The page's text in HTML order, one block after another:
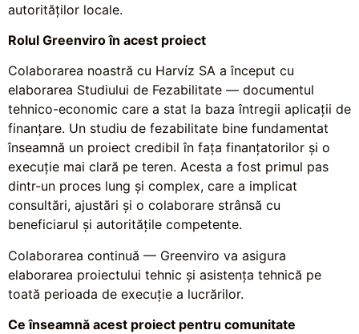
autorităților locale.
Rolul Greenviro în acest proiect
Colaborarea noastră cu Harvíz SA a început cu
elaborarea Studiului de Fezabilitate — documentul
tehnico-economic care a stat la baza întregii aplicații de
finanțare. Un studiu de fezabilitate bine fundamentat
înseamnă un proiect credibil în fața finanțatorilor și o
execuție mai clară pe teren. Acesta a fost primul pas
dintr-un proces lung și complex, care a implicat
consultări, ajustări și o colaborare strânsă cu
beneficiarul și autoritățile competente.
Colaborarea continuă — Greenviro va asigura
elaborarea proiectului tehnic și asistența tehnică pe
toată perioada de execuție a lucrărilor.
Ce înseamnă acest proiect pentru comunitate